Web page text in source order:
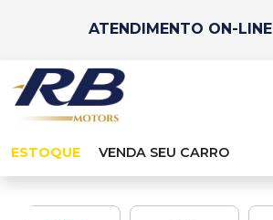
ATENDIMENTO ON-LINE
ESTOQUE VENDA SEU CARRO